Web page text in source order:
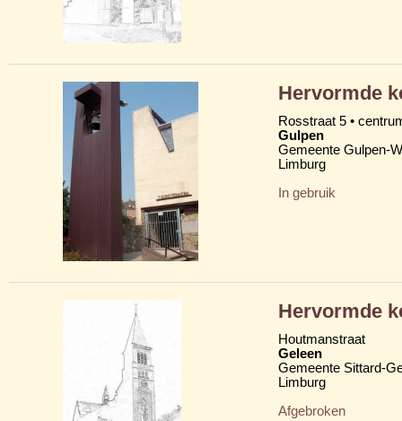
Hervormde
Rosstraat 5 •
Gulpen
Gemeente Gulpen-
Limburg
In gebruik
Hervormde
Houtmanstraat
Geleen
Gemeente Sittard-
Limburg
Afgebroken